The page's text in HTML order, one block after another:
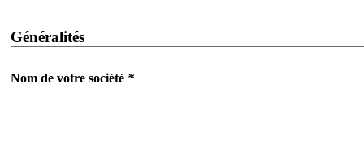
Généralités
Nom de votre société *